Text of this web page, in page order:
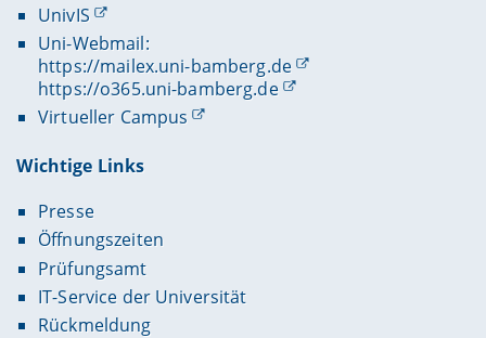
UnivIS
Uni-Webmail:
https://mailex.uni-bamberg.de
https://o365.uni-bamberg.de
Virtueller Campus
Wichtige Links
Presse
Öffnungszeiten
Prüfungsamt
IT-Service der Universität
Rückmeldung